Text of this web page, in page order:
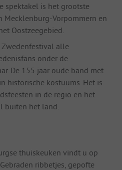
spektakel is het grootste
Mecklenburg-Vorpommern en
Oostzeegebied.
alle
onder de
De 155 jaar oude band met
historische kostuums. Het is
in de regio en het
buiten het land.
thuiskeuken vindt u op
ribbetjes, gepofte